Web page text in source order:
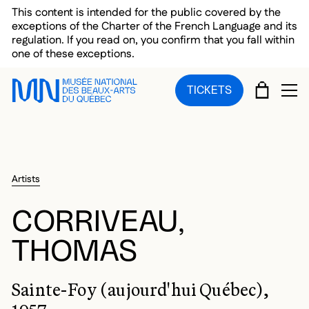
Skip to main menu
Skip to main content
Skip to footer
This content is intended for the public covered by the
exceptions of the Charter of the French Language and its
regulation. If you read on, you confirm that you fall within
one of these exceptions.
TICKETS CART
Artists
CORRIVEAU,
THOMAS
Sainte-Foy (aujourd'hui Québec),